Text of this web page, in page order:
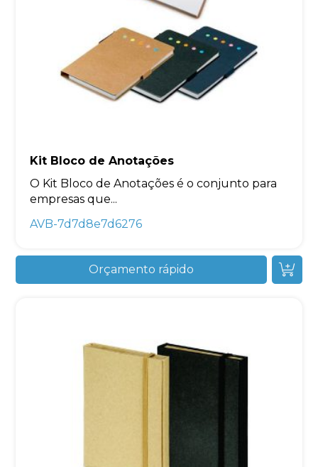
Kit Bloco de Anotações
O Kit Bloco de Anotações é o conjunto para
empresas que...
AVB-7d7d8e7d6276
Orçamento rápido